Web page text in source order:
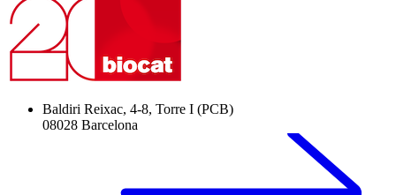
Baldiri Reixac, 4-8, Torre I (PCB)
08028 Barcelona